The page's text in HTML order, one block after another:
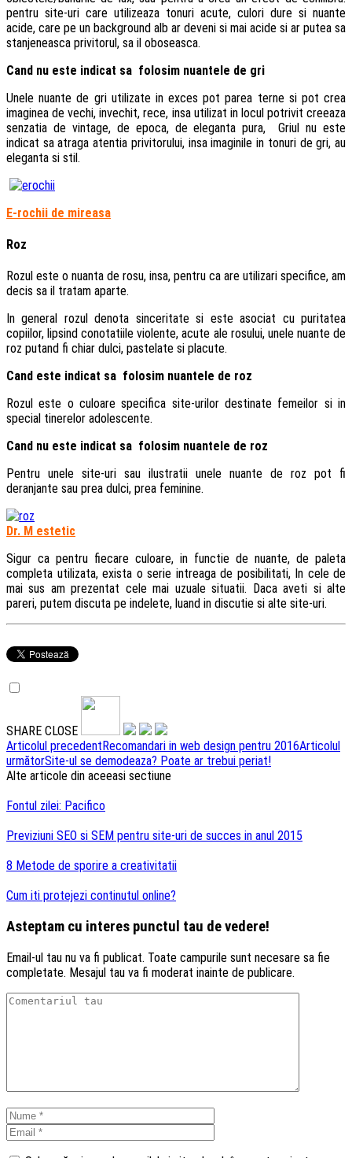
pentru site-uri care utilizeaza tonuri acute, culori dure si nuante
acide, care pe un background alb ar deveni si mai acide si ar putea sa
stanjeneasca privitorul, sa il oboseasca.
Cand nu este indicat sa folosim nuantele de gri
Unele nuante de gri utilizate in exces pot parea terne si pot crea
imaginea de vechi, invechit, rece, insa utilizat in locul potrivit creeaza
senzatia de vintage, de epoca, de eleganta pura, Griul nu este
indicat sa atraga atentia privitorului, insa imaginile in tonuri de gri, au
eleganta si stil.
E-rochii de mireasa
Roz
Rozul este o nuanta de rosu, insa, pentru ca are utilizari specifice, am
decis sa il tratam aparte.
In general rozul denota sinceritate si este asociat cu puritatea
copiilor, lipsind conotatiile violente, acute ale rosului, unele nuante de
roz putand fi chiar dulci, pastelate si placute.
Cand este indicat sa folosim nuantele de roz
Rozul este o culoare specifica site-urilor destinate femeilor si in
special tinerelor adolescente.
Cand nu este indicat sa folosim nuantele de roz
Pentru unele site-uri sau ilustratii unele nuante de roz pot fi
deranjante sau prea dulci, prea feminine.
Dr. M estetic
Sigur ca pentru fiecare culoare, in functie de nuante, de paleta
completa utilizata, exista o serie intreaga de posibilitati, In cele de
mai sus am prezentat cele mai uzuale situatii. Daca aveti si alte
pareri, putem discuta pe indelete, luand in discutie si alte site-uri.
SHARE CLOSE
Navigare
articole
Articolul precedentRecomandari in web design pentru 2016Articolul
următorSite-ul se demodeaza? Poate ar trebui periat!
Alte articole din aceeasi sectiune
Fontul zilei: Pacifico
Previziuni SEO si SEM pentru site-uri de succes in anul 2015
8 Metode de sporire a creativitatii
Cum iti protejezi continutul online?
Asteptam cu interes punctul tau de vedere!
Email-ul tau nu va fi publicat. Toate campurile sunt necesare sa fie
completate. Mesajul tau va fi moderat inainte de publicare.